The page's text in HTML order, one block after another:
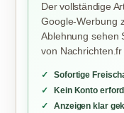
Der vollständige
Google-Werbung
Ablehnung sehen
von
Sofortige
Kein Konto
Anzeigen klar